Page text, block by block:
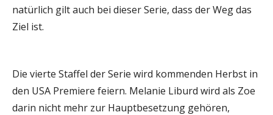
natürlich gilt auch bei dieser Serie, dass der Weg das
Ziel ist.
Die vierte Staffel der Serie wird kommenden Herbst in
den USA Premiere feiern. Melanie Liburd wird als Zoe
darin nicht mehr zur Hauptbesetzung gehören,